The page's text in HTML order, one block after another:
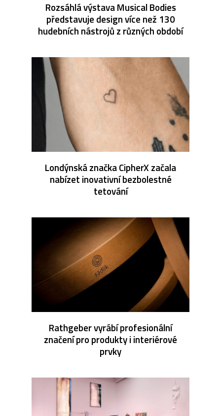
Rozsáhlá výstava Musical Bodies
představuje design více než 130
hudebních nástrojů z různých období
Londýnská značka CipherX začala
nabízet inovativní bezbolestné
tetování
Rathgeber vyrábí profesionální
značení pro produkty i interiérové
prvky